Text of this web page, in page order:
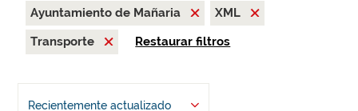
Ayuntamiento de Mañaria
XML
Transporte
Restaurar filtros
Recientemente actualizado